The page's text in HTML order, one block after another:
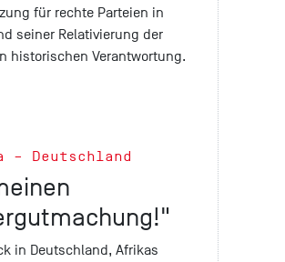
für rechte Parteien in
seiner Relativierung der
historischen Verantwortung.
– Deutschland
in Deutschland, Afrikas